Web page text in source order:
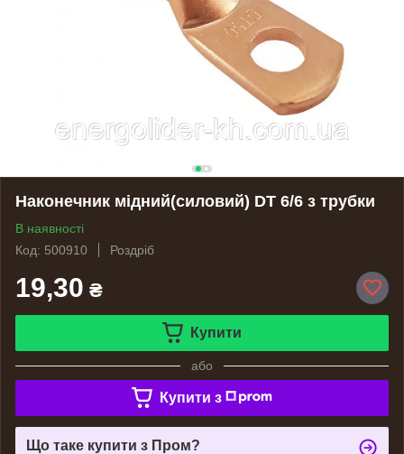
Наконечник мідний(силовий) DT 6/6 з трубки
В наявності
Код: 500910
Роздріб
19,30 ₴
Купити
або
Купити з
Що таке купити з Пром?